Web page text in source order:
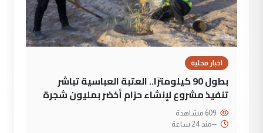
اخبار محلية
بطول 90 كيلومترًا.. العتبة العباسية تباشر
تنفيذ مشروع لإنشاء حزام أخضر بمليون شجرة
--منذ 24 ساعة